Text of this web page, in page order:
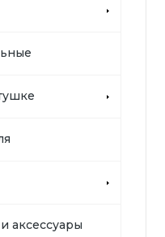
аксессуары